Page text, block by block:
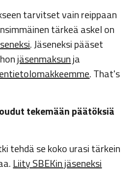
tarvitset vain reippaan
tärkeä askel on
. Jäseneksi pääset
jäsenmaksunja
. That's
tekemään päätöksiä
tehdä se koko urasi tärkein
Liity SBEKin jäseneksi